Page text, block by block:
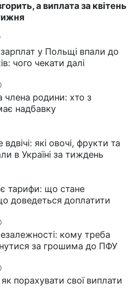
а виплата за квітень
у Польщі впали до
чого чекати далі
члена родини: хто з
надбавку
які овочі, фрукти та
в Україні за тиждень
тарифи: що стане
доведеться доплатити
кому треба
за грошима до ПФУ
порахувати свої виплати